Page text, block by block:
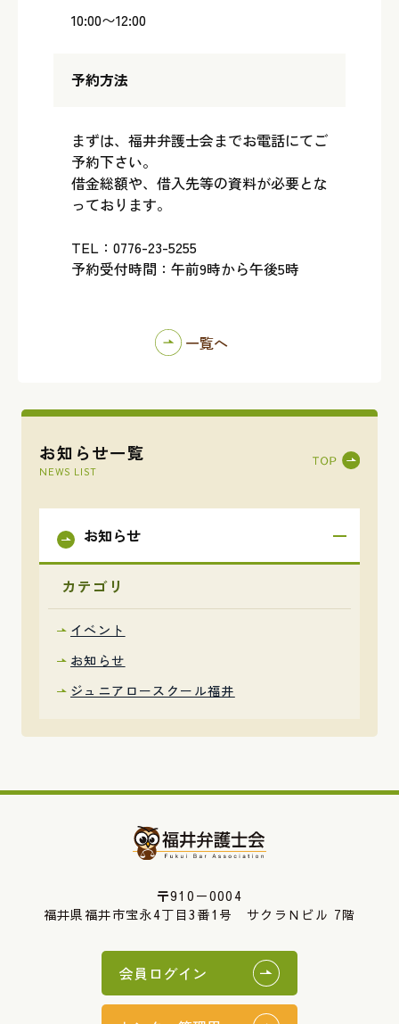
お知らせ一覧
NEWS LIST
お知らせ
カテゴリ
イベント
お知らせ
ジュニアロースクール福井
10:00〜12:00
予約方法
まずは、福井弁護士会までお電話にてご
予約下さい。
借金総額や、借入先等の資料が必要とな
っております。
TEL：0776-23-5255
予約受付時間：午前9時から午後5時
一覧へ
〒910－0004
福井県福井市宝永4丁目3番1号 サクラＮビル 7階
会員ログイン